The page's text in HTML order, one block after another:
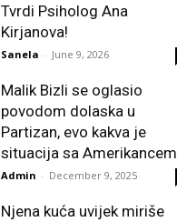
Tvrdi Psiholog Ana
Kirjanova!
Sanela - June 9, 2026
Malik Bizli se oglasio
povodom dolaska u
Partizan, evo kakva je
situacija sa Amerikancem
Admin - December 9, 2025
Njena kuća uvijek miriše